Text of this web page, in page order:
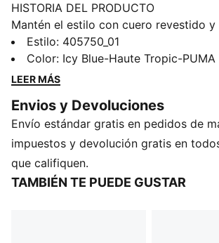
HISTORIA DEL PRODUCTO
Mantén el estilo con cuero revestido y
sintéticos que proporcionan
plantilla SOFTFOAM+ amortigua cada
que los días largos se sientan sin
bajas combinan comodidad y
deportiva de PUMA está diseñada
ritmo.
DETALLES
Ancho: regular
Estilo: 405750_01
Color: Icy Blue-Haute Tropic-PUMA
LEER MÁS
Envios y Devoluciones
Envío estándar gratis en pedidos de
impuestos y devolución gratis en
que califiquen.
TAMBIÉN TE PUEDE GUSTAR